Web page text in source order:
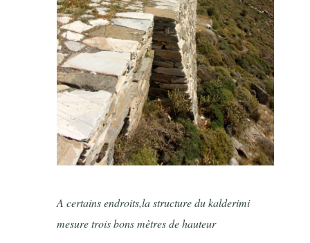
A certains endroits,la structure du kalderimi
mesure trois bons mètres de hauteur